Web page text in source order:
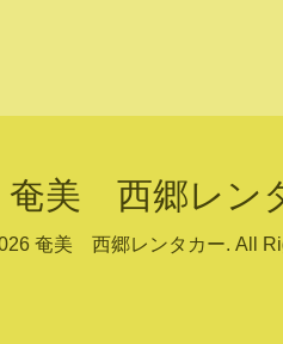
奄美 西郷レン
奄美 西郷レンタカー. All